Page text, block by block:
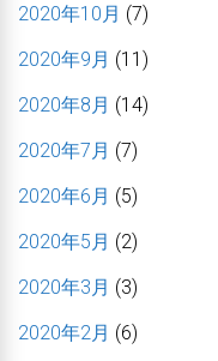
2020年10月 (7)
2020年9月 (11)
2020年8月 (14)
2020年7月 (7)
2020年6月 (5)
2020年5月 (2)
2020年3月 (3)
2020年2月 (6)